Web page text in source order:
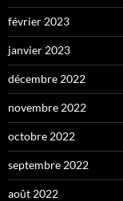
février 2023
janvier 2023
décembre 2022
novembre 2022
octobre 2022
septembre 2022
août 2022